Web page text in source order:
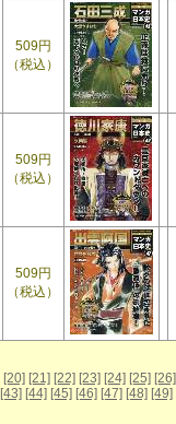
509円
（税込）
509円
（税込）
509円
（税込）
[20] [21] [22] [23] [24] [25] [26]
[43] [44] [45] [46] [47] [48] [49]